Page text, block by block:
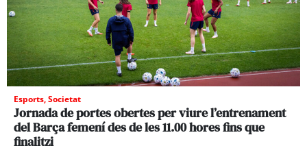
Esports,Societat
Jornada de portes obertes per viure l’entrenament
del Barça femení des de les 11.00 hores fins que
finalitzi